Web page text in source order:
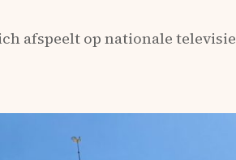
afspeelt op nationale televisie